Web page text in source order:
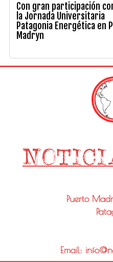
Con gran participación
la Jornada Universitaria
Patagonia Energética en
Madryn
Puerto
Email: